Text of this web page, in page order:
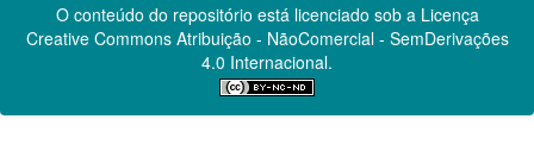
O conteúdo do repositório está licenciado sob a Licença
Creative CommonsAtribuição - NãoComercial - SemDerivações
4.0 Internacional.